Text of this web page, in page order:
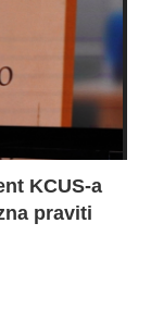
KCUS-a
praviti